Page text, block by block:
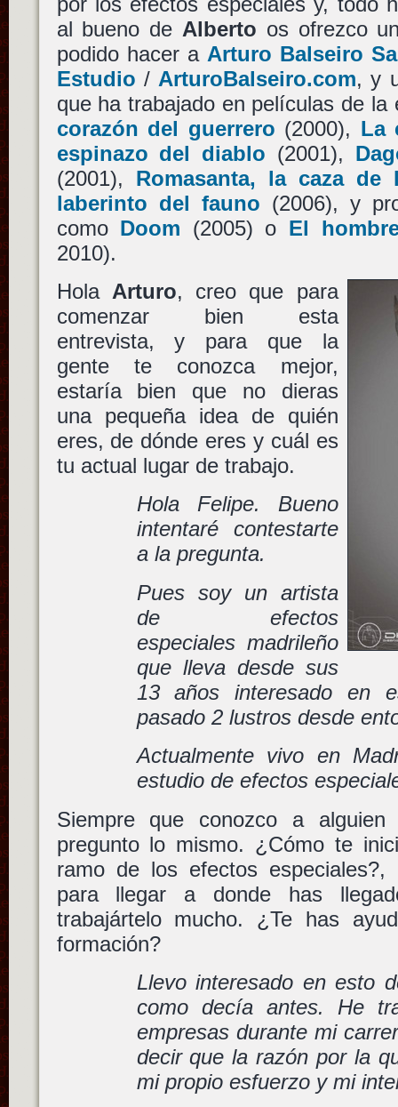
al bueno de Alberto os ofrezco
podido hacer a Arturo Balseiro
Estudio / ArturoBalseiro.com, y
que ha trabajado en películas de
corazón del guerrero (2000), La
espinazo del diablo (2001),
(2001), Romasanta, la caza de
laberinto del fauno (2006), y
como Doom (2005) o El
2010).
Hola Arturo, creo que para
comenzar bien esta
entrevista, y para que la
gente te conozca mejor,
estaría bien que no dieras
una pequeña idea de quién
eres, de dónde eres y cuál es
tu actual lugar de trabajo.
Hola Felipe. Bueno
intentaré contestarte
a la pregunta.
Pues soy un artista
de efectos
especiales madrileño
que lleva desde sus
13 años interesado en
pasado 2 lustros desde
Actualmente vivo en
estudio de efectos
Siempre que conozco a
pregunto lo mismo. ¿Cómo te
ramo de los efectos especiales?,
para llegar a donde has
trabajártelo mucho. ¿Te has
formación?
Llevo interesado en esto
como decía antes. He
empresas durante mi
decir que la razón por la
mi propio esfuerzo y mi